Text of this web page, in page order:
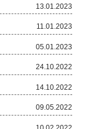
13.01.2023
11.01.2023
05.01.2023
24.10.2022
14.10.2022
09.05.2022